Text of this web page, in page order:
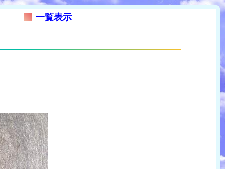
一覧表示